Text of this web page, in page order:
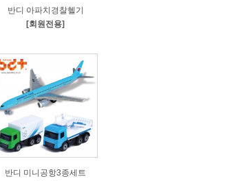
반디 아파치경찰헬기
[회원전용]
반디 미니공항3종세트